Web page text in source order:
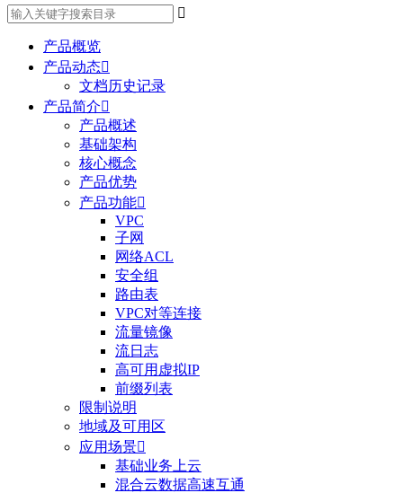

产品概览
产品动态
文档历史记录
产品简介
产品概述
基础架构
核心概念
产品优势
产品功能
VPC
子网
网络ACL
安全组
路由表
VPC对等连接
流量镜像
流日志
高可用虚拟IP
前缀列表
限制说明
地域及可用区
应用场景
基础业务上云
混合云数据高速互通